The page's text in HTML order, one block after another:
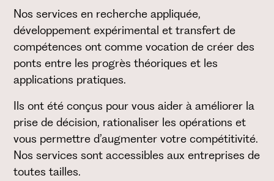
Nos services en recherche appliquée,
développement expérimental et transfert de
compétences ont comme vocation de créer des
ponts entre les progrès théoriques et les
applications pratiques.
Ils ont été conçus pour vous aider à améliorer la
prise de décision, rationaliser les opérations et
vous permettre d’augmenter votre compétitivité.
Nos services sont accessibles aux entreprises de
toutes tailles.